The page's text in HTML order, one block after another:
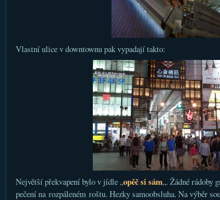
Vlastní ulice v downtownu pak vypadají takto:
Největší překvapení bylo v jídle „opěč si sám„. Žádné rádoby
pečení na rozpáleném roštu. Hezky samoobsluha. Na výběr